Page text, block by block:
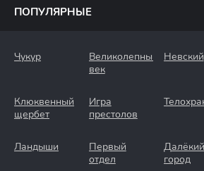
ПОПУЛЯРНЫЕ
Чукур
Великолепный
век
Невский
Клюквенный
щербет
Игра
престолов
Ландыши
Первый
отдел
Далёкий
город